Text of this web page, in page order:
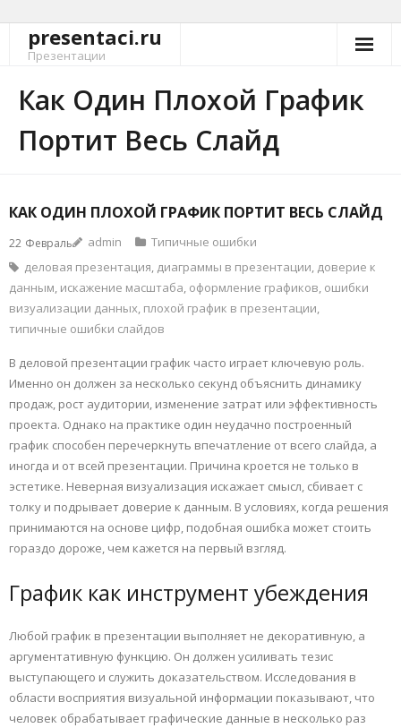
Перейтиpresentaci.ru
Презентации
Как Один Плохой График
Портит Весь Слайд
КАК ОДИН ПЛОХОЙ ГРАФИК ПОРТИТ ВЕСЬ СЛАЙД
22 Февраль admin
Типичные ошибки
деловая презентация, диаграммы в презентации, доверие к
данным, искажение масштаба, оформление графиков, ошибки
визуализации данных, плохой график в презентации,
типичные ошибки слайдов
В деловой презентации график часто играет ключевую роль.
Именно он должен за несколько секунд объяснить динамику
продаж, рост аудитории, изменение затрат или эффективность
проекта. Однако на практике один неудачно построенный
график способен перечеркнуть впечатление от всего слайда, а
иногда и от всей презентации. Причина кроется не только в
эстетике. Неверная визуализация искажает смысл, сбивает с
толку и подрывает доверие к данным. В условиях, когда решения
принимаются на основе цифр, подобная ошибка может стоить
гораздо дороже, чем кажется на первый взгляд.
График как инструмент убеждения
Любой график в презентации выполняет не декоративную, а
аргументативную функцию. Он должен усиливать тезис
выступающего и служить доказательством. Исследования в
области восприятия визуальной информации показывают, что
человек обрабатывает графические данные в несколько раз